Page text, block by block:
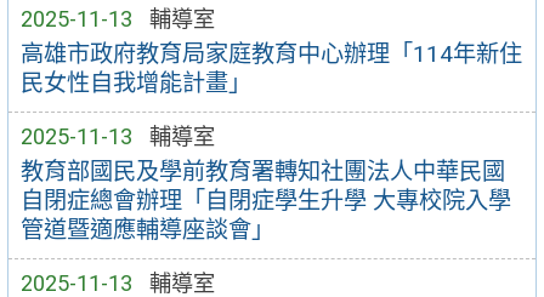
2025-11-13 輔導室
高雄市政府教育局家庭教育中心辦理「114年新住
民女性自我增能計畫」
2025-11-13 輔導室
教育部國民及學前教育署轉知社團法人中華民國
自閉症總會辦理「自閉症學生升學 大專校院入學
管道暨適應輔導座談會」
2025-11-13 輔導室